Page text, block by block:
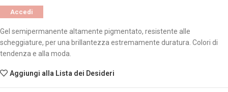
Accedi
Gel semipermanente altamente pigmentato, resistente alle
scheggiature, per una brillantezza estremamente duratura. Colori di
tendenza e alla moda.
Aggiungi alla Lista dei Desideri